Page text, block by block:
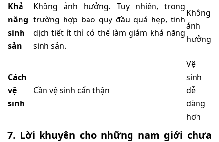
Khả
năng
sinh
sản
Không ảnh hưởng. Tuy nhiên, trong
trường hợp bao quy đầu quá hẹp, tinh
dịch tiết ít thì có thể làm giảm khả năng
sinh sản.
Không
ảnh
hưởng
Cách
vệ
sinh
Cần vệ sinh cẩn thận
Vệ
sinh
dễ
dàng
hơn
7. Lời khuyên cho những nam giới chưa